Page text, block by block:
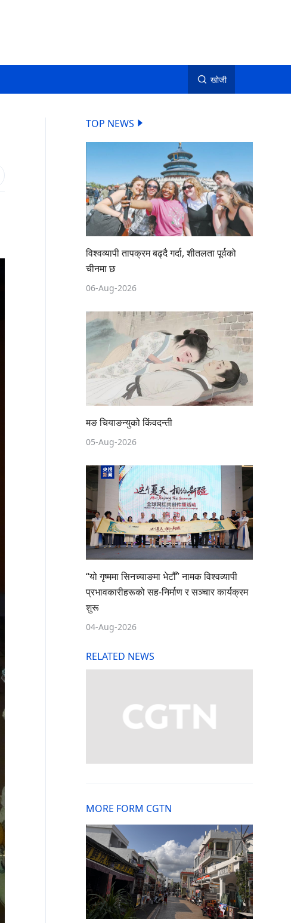
खोजी
TOP NEWS
विश्वव्यापी तापक्रम बढ्दै गर्दा, शीतलता पूर्वको
चीनमा छ
06-Aug-2026
मङ चियाङन्युको किंवदन्ती
05-Aug-2026
“यो गृष्ममा सिनच्याङमा भेटौँ” नामक विश्वव्यापी
प्रभावकारीहरूको सह-निर्माण र सञ्चार कार्यक्रम
शुरू
04-Aug-2026
RELATED NEWS
MORE FORM CGTN